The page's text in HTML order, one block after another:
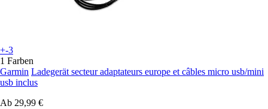
+-3
1 Farben
Garmin Ladegerät secteur adaptateurs europe et câbles micro usb/mini
usb inclus
Ab 29,99 €